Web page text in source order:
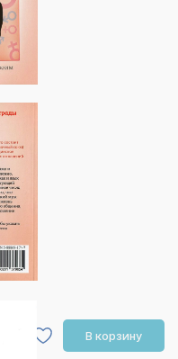
В корзину